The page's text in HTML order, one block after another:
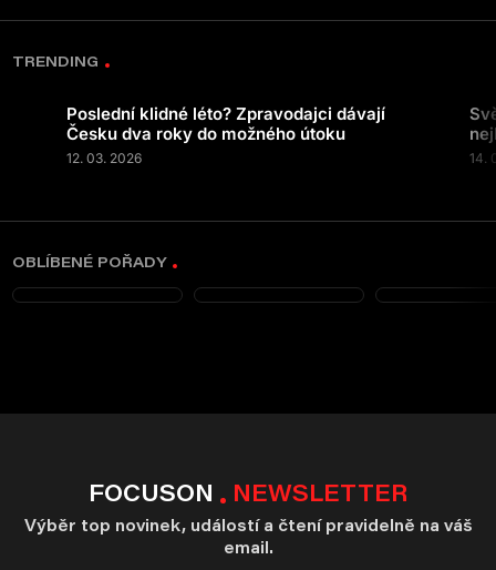
TRENDING
Poslední klidné léto? Zpravodajci dávají
Česku dva roky do možného útoku
12. 03. 2026 14.
OBLÍBENÉ POŘADY
FOCUSON NEWSLETTER
Výběr top novinek, událostí a čtení pravidelně na váš
email.